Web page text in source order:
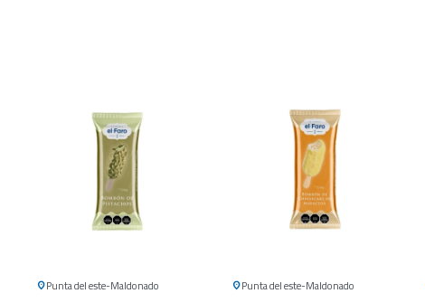
Punta del este Maldonado Punta del este Maldonado